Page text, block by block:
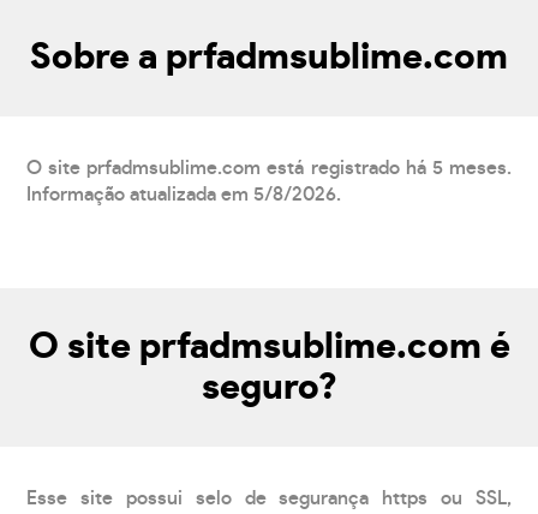
Sobre a prfadmsublime.com
O site prfadmsublime.com está registrado há 5 meses.
Informação atualizada em 5/8/2026.
O site prfadmsublime.com é
seguro?
Esse site possui selo de segurança https ou SSL,